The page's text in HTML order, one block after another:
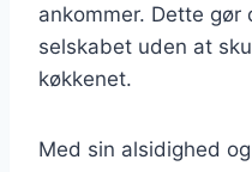
ankommer. Dette
selskabet uden at
køkkenet.
Med sin alsidighed